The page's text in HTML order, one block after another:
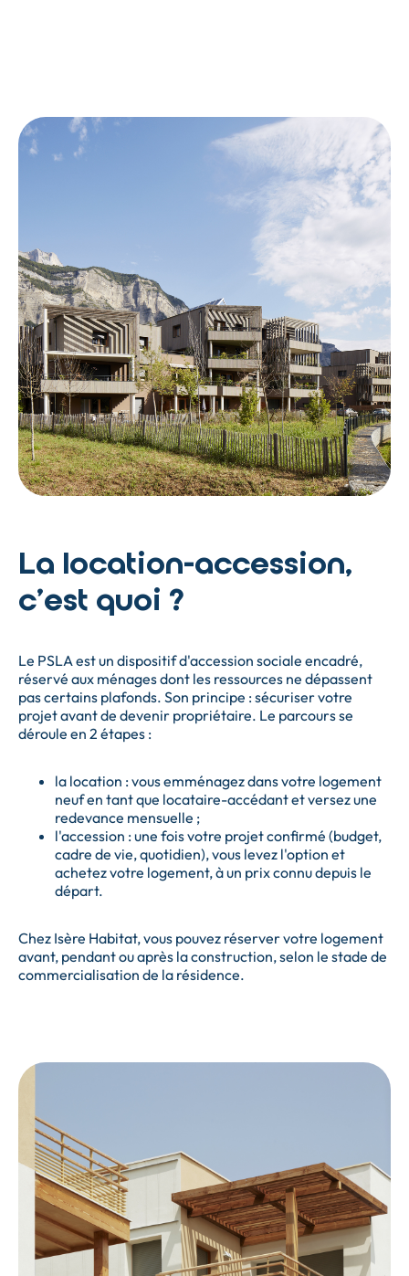
La location-accession,
c'est quoi ?
Le PSLA est un dispositif d'accession sociale encadré,
réservé aux ménages dont les ressources ne dépassent
pas certains plafonds. Son principe : sécuriser votre
projet avant de devenir propriétaire. Le parcours se
déroule en 2 étapes :
la location : vous emménagez dans votre logement
neuf en tant que locataire-accédant et versez une
redevance mensuelle ;
l'accession : une fois votre projet confirmé (budget,
cadre de vie, quotidien), vous levez l'option et
achetez votre logement, à un prix connu depuis le
départ.
Chez Isère Habitat, vous pouvez réserver votre logement
avant, pendant ou après la construction, selon le stade de
commercialisation de la résidence.